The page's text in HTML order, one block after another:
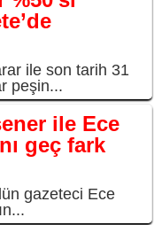
ile son tarih 31
peşin...
ile Ece
geç fark
gazeteci Ece